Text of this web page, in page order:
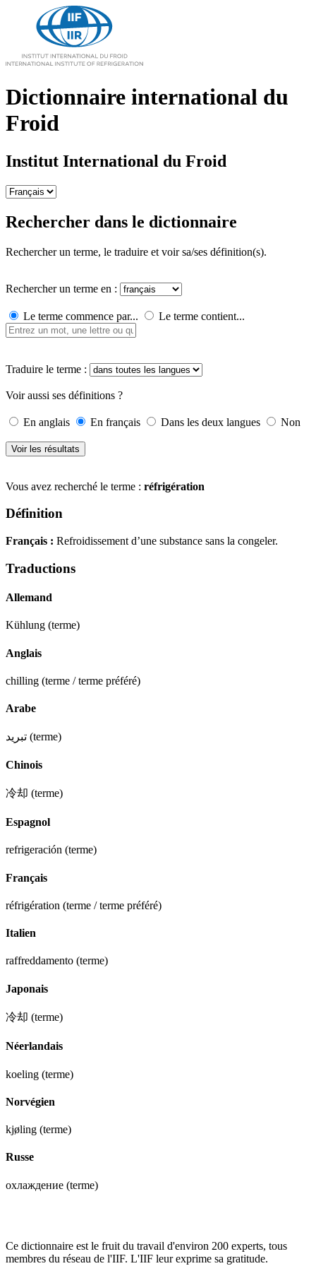
Dictionnaire international du
Froid
Institut International du Froid
Rechercher dans le dictionnaire
Rechercher un terme, le traduire et voir sa/ses définition(s).
Rechercher un terme en :
Le terme commence par... Le terme contient...
Traduire le terme :
Voir aussi ses définitions ?
En anglais En français Dans les deux langues Non
Vous avez recherché le terme : réfrigération
Définition
Français : Refroidissement d’une substance sans la congeler.
Traductions
Allemand
Kühlung (terme)
Anglais
chilling (terme / terme préféré)
Arabe
(terme)
Chinois
冷却 (terme)
Espagnol
refrigeración (terme)
Français
réfrigération (terme / terme préféré)
Italien
raffreddamento (terme)
Japonais
冷却 (terme)
Néerlandais
koeling (terme)
Norvégien
kjøling (terme)
Russe
охлаждение (terme)
Ce dictionnaire est le fruit du travail d'environ 200 experts, tous
membres du réseau de l'IIF. L'IIF leur exprime sa gratitude.